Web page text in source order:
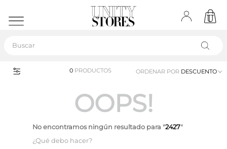
0 PRODUCTOS ORDENAR POR DESCUENTO
OOPS!
No encontramos ningún resultado para "2427"
¿Qué debo hacer?